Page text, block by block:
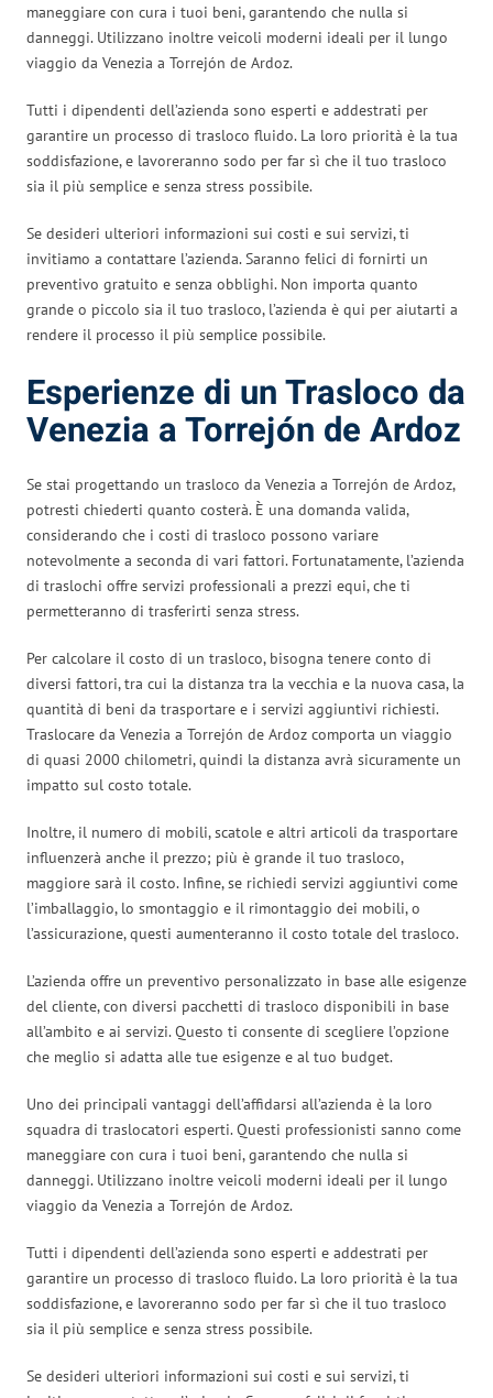
maneggiare con cura i tuoi beni, garantendo che nulla si
danneggi. Utilizzano inoltre veicoli moderni ideali per il lungo
viaggio da Venezia a Torrejón de Ardoz.
Tutti i dipendenti dell’azienda sono esperti e addestrati per
garantire un processo di trasloco fluido. La loro priorità è la tua
soddisfazione, e lavoreranno sodo per far sì che il tuo trasloco
sia il più semplice e senza stress possibile.
Se desideri ulteriori informazioni sui costi e sui servizi, ti
invitiamo a contattare l’azienda. Saranno felici di fornirti un
preventivo gratuito e senza obblighi. Non importa quanto
grande o piccolo sia il tuo trasloco, l’azienda è qui per aiutarti a
rendere il processo il più semplice possibile.
Esperienze di un Trasloco da
Venezia a Torrejón de Ardoz
Se stai progettando un trasloco da Venezia a Torrejón de Ardoz,
potresti chiederti quanto costerà. È una domanda valida,
considerando che i costi di trasloco possono variare
notevolmente a seconda di vari fattori. Fortunatamente, l’azienda
di traslochi offre servizi professionali a prezzi equi, che ti
permetteranno di trasferirti senza stress.
Per calcolare il costo di un trasloco, bisogna tenere conto di
diversi fattori, tra cui la distanza tra la vecchia e la nuova casa, la
quantità di beni da trasportare e i servizi aggiuntivi richiesti.
Traslocare da Venezia a Torrejón de Ardoz comporta un viaggio
di quasi 2000 chilometri, quindi la distanza avrà sicuramente un
impatto sul costo totale.
Inoltre, il numero di mobili, scatole e altri articoli da trasportare
influenzerà anche il prezzo; più è grande il tuo trasloco,
maggiore sarà il costo. Infine, se richiedi servizi aggiuntivi come
l’imballaggio, lo smontaggio e il rimontaggio dei mobili, o
l’assicurazione, questi aumenteranno il costo totale del trasloco.
L’azienda offre un preventivo personalizzato in base alle esigenze
del cliente, con diversi pacchetti di trasloco disponibili in base
all’ambito e ai servizi. Questo ti consente di scegliere l’opzione
che meglio si adatta alle tue esigenze e al tuo budget.
Uno dei principali vantaggi dell’affidarsi all’azienda è la loro
squadra di traslocatori esperti. Questi professionisti sanno come
maneggiare con cura i tuoi beni, garantendo che nulla si
danneggi. Utilizzano inoltre veicoli moderni ideali per il lungo
viaggio da Venezia a Torrejón de Ardoz.
Tutti i dipendenti dell’azienda sono esperti e addestrati per
garantire un processo di trasloco fluido. La loro priorità è la tua
soddisfazione, e lavoreranno sodo per far sì che il tuo trasloco
sia il più semplice e senza stress possibile.
Se desideri ulteriori informazioni sui costi e sui servizi, ti